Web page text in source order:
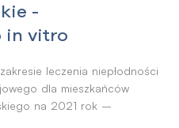
-
in vitro
leczenia niepłodności
dla mieszkańców
na 2021 rok –